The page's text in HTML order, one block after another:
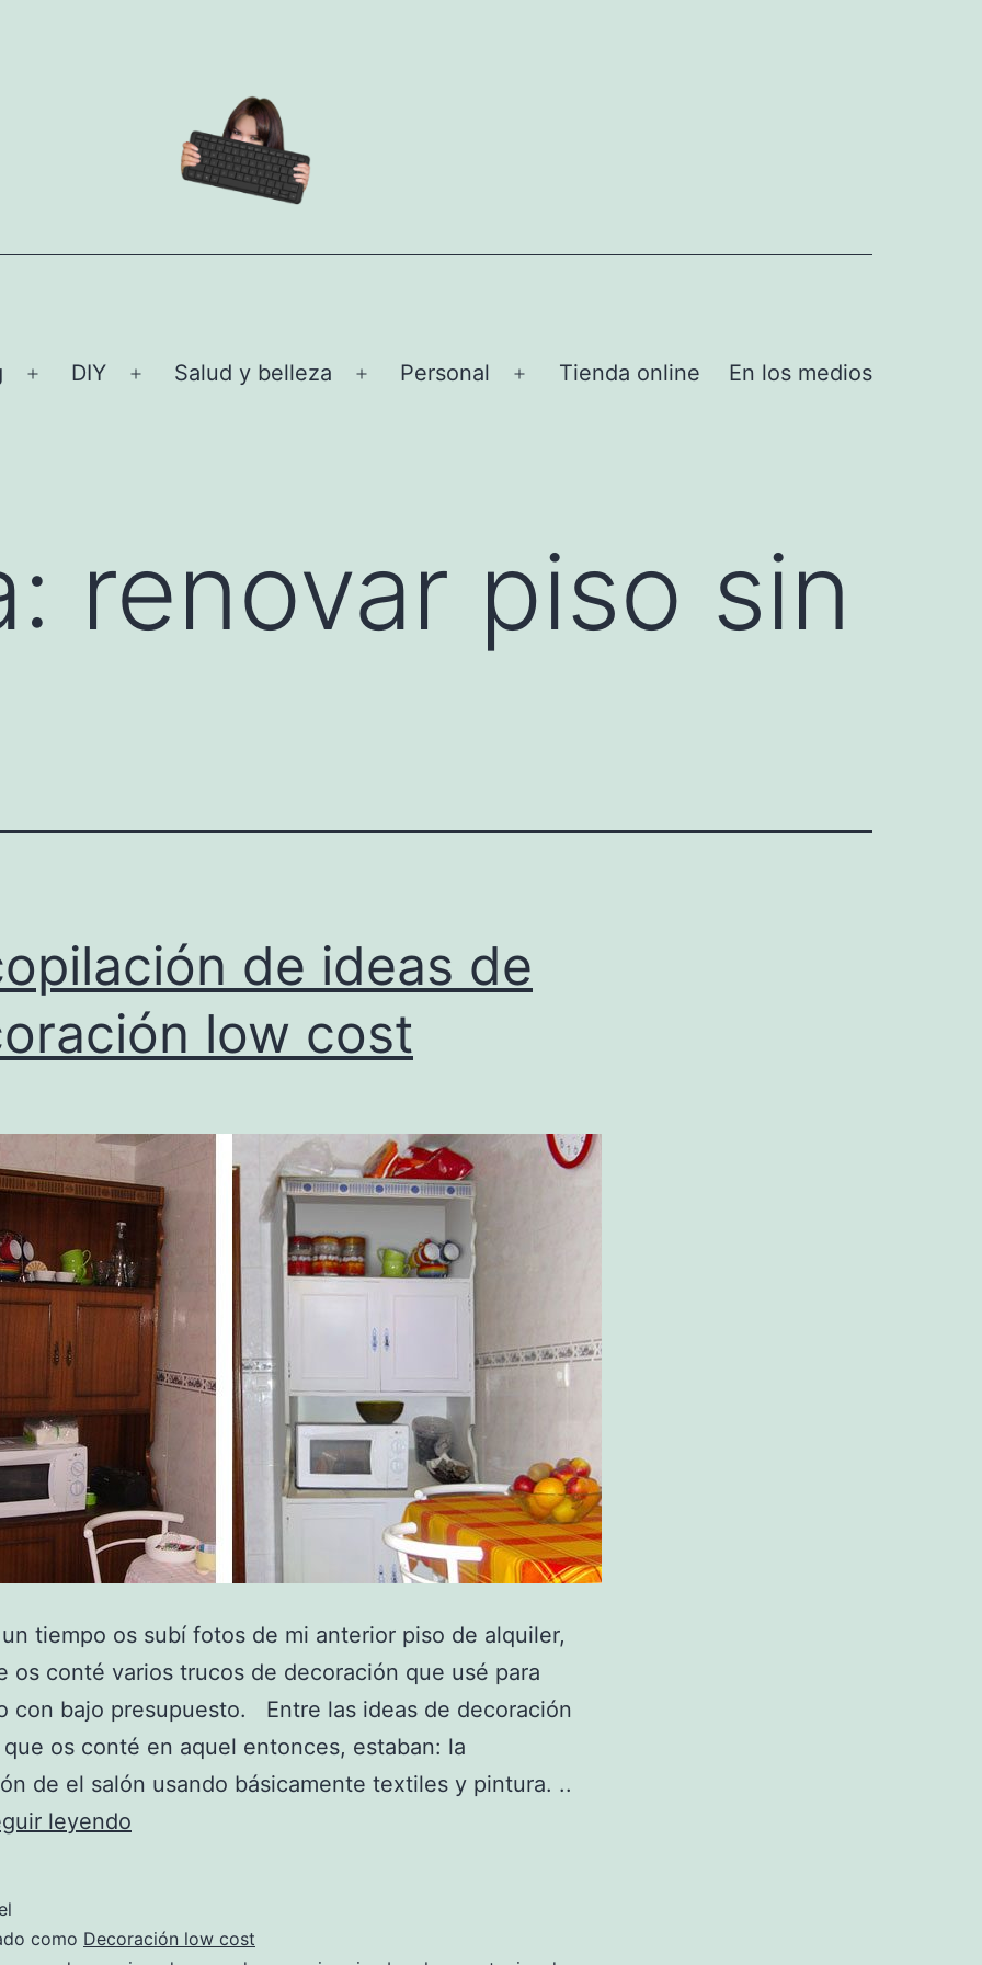
Abrir
DIY
Abrir
Salud y belleza
Abrir
Personal
Abrir
Tienda online En los medios
renovar piso sin
de ideas de
low cost
tiempo os subí fotos de mi anterior piso de alquiler,
os conté varios trucos de decoración que usé para
con bajo presupuesto. Entre las ideas de decoración
os conté en aquel entonces, estaban: la
de el salón usando básicamente textiles y pintura. ..
leyendo
de
como Decoración low cost